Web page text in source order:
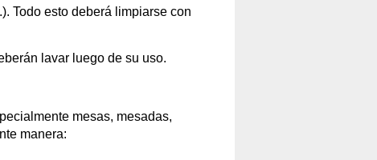
Todo esto deberá limpiarse con
lavar luego de su uso.
mesas, mesadas,
manera: